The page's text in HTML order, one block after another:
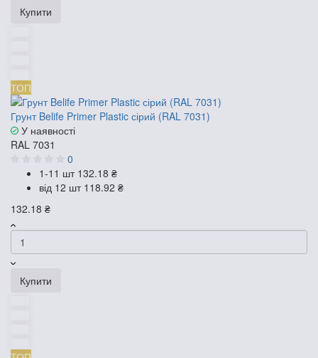
Купити
ТОП
Грунт Belife Primer Plastic сірий (RAL 7031)
У наявності
RAL 7031
0
1-11 шт 132.18 ₴
від 12 шт 118.92 ₴
132.18 ₴
Купити